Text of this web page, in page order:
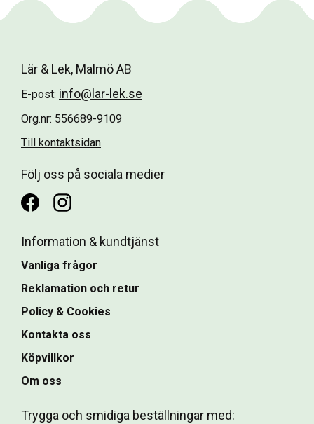
Lär & Lek, Malmö AB
E-post: info@lar-lek.se
Org.nr: 556689-9109
Till kontaktsidan
Följ oss på sociala medier
Information & kundtjänst
Vanliga frågor
Reklamation och retur
Policy & Cookies
Kontakta oss
Köpvillkor
Om oss
Trygga och smidiga beställningar med: